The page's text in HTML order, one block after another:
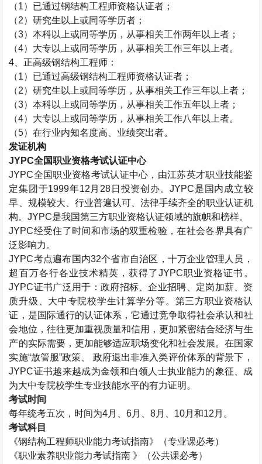
（1）已通过钢结构工程师资格认证者；
（2）研究生以上或同等学历者；
（3）本科以上或同等学历，从事相关工作两年以上者；
（4）大专以上或同等学历，从事相关工作三年以上者。
4 、正高级钢结构工程师：
（1）已通过高级钢结构工程师资格认证者；
（2）研究生以上或同等学历，从事相关工作三年以上者；
（3）本科以上或同等学历，从事相关工作五年以上者；
（4）大专以上或同等学历，从事相关工作八年以上者。
（5）在行业内知名度高、业绩突出者。
发证机构
JYPC全国职业资格考试认证中心
JYPC全国职业资格考试认证中心，由江苏英才职业技能鉴
定集团于1999年12 月 28 日投资创办。JYPC是国内成立较
早、规模较大、行业普遍认可、法律手续齐全的职业认证机
构。JYPC是我国第三方职业资格认证领域的旗帜和榜样。
JYPC经受住了时间和市场的双重检验，在社会各界具有广
泛影响力。
JYPC考点遍布国内32个省市自治区，十万企业管理人员，
超百万各行各业技术精英，获得了JYPC职业资格证书。
JYPC证书广泛用于：政府招标、企业招聘、定岗加薪、资
质升级、大中专院校学生计算学分等。第三方职业资格认
证，是国际通行的认证体系，它通过竞争取得社会承认和社
会地位，往往更加重视质量和信用，更加紧密结合经济与生
产的实际需要，更加能够适应职场变化和社会发展。在国家
实施“放管服”政策、 政府退出非准入类评价体系的背景下，
JYPC证书越来越成为金领和白领人士执业能力的象征、成
为大中专院校学生专业技能水平的有力证明。
考试时间
每年统考五次，时间为4月、6月、8月、 10月和12 月。
考试科目
《钢结构工程师职业能力考试指南》（专业课必考）
《职业素养职业能力考试指南 》（公共课必考）